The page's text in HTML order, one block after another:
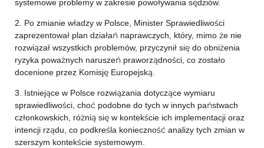
systemowe problemy w zakresie powoływania sędziów.
2. Po zmianie władzy w Polsce, Minister Sprawiedliwości
zaprezentował plan działań naprawczych, który, mimo że nie
rozwiązał wszystkich problemów, przyczynił się do obniżenia
ryzyka poważnych naruszeń praworządności, co zostało
docenione przez Komisję Europejską.
3. Istniejące w Polsce rozwiązania dotyczące wymiaru
sprawiedliwości, choć podobne do tych w innych państwach
członkowskich, różnią się w kontekście ich implementacji oraz
intencji rządu, co podkreśla konieczność analizy tych zmian w
szerszym kontekście systemowym.